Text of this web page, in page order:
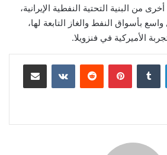
من البنية التحتية النفطية الإيرانية،
بأسواق النفط والغاز التابعة لها،
الأميركية في فنزويلا.
لينكدإن بينتيريست